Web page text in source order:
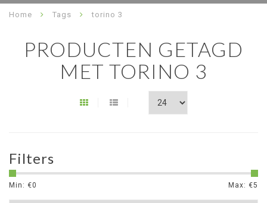
Home Tags torino 3
PRODUCTEN GETAGD
MET TORINO 3
Filters
Min: €0 Max: €5